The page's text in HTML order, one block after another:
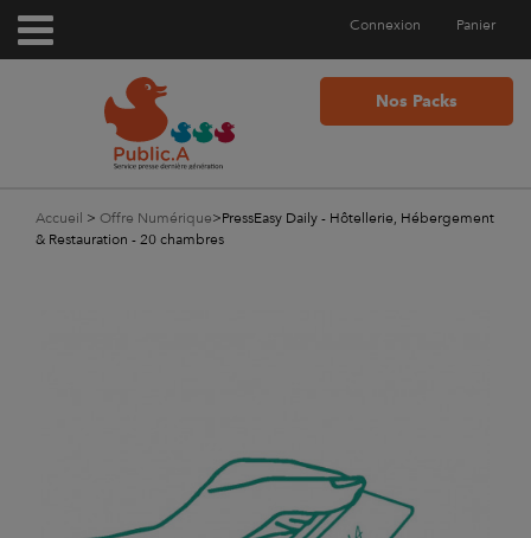
Panier
Connexion
Nos Packs
Accueil > Offre Numérique>PressEasy Daily - Hôtellerie, Hébergement
& Restauration - 20 chambres